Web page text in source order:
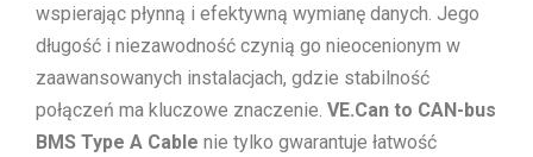
wspierając płynną i efektywną wymianę danych. Jego
długość i niezawodność czynią go nieocenionym w
zaawansowanych instalacjach, gdzie stabilność
połączeń ma kluczowe znaczenie. VE.Can to CAN-bus
BMS Type A Cable nie tylko gwarantuje łatwość